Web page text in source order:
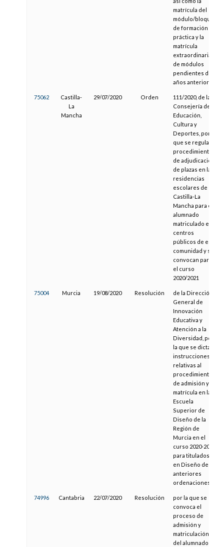
matrícula del
módulo/bloque
de formación
práctica y la
matrícula
extraordinaria
de módulos
pendientes de
años anteriores
75062
Castilla-
La
Mancha
29/07/2020 Orden
111/2020, de la
Consejería de
Educación,
Cultura y
Deportes, por la
que se regula el
procedimiento
de adjudicación
de plazas en las
residencias
escolares de
Castilla-La
Mancha para el
alumnado
matriculado en
centros
públicos de esta
comunidad y se
convocan para
el curso
2020/2021
75004 Murcia 19/08/2020 Resolución
de la Dirección
General de
Innovación
Educativa y
Atención a la
Diversidad, por
la que se dictan
instrucciones
relativas al
procedimiento
de admisión y
matrícula en la
Escuela
Superior de
Diseño de la
Región de
Murcia en el
curso 2020-2021
para titulados
en Diseño de
anteriores
ordenaciones
74996 Cantabria 22/07/2020 Resolución
por la que se
convoca el
proceso de
admisión y
matriculación
del alumnado en